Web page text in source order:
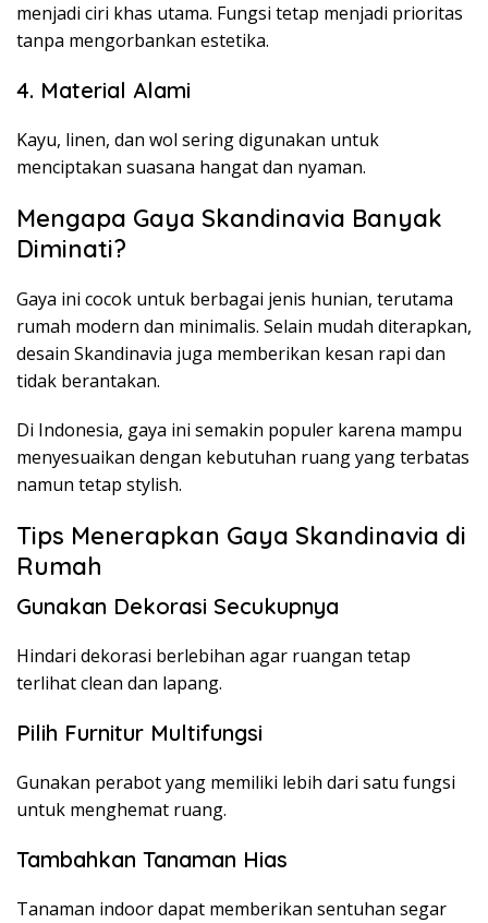
menjadi ciri khas utama. Fungsi tetap menjadi prioritas
tanpa mengorbankan estetika.
4. Material Alami
Kayu, linen, dan wol sering digunakan untuk
menciptakan suasana hangat dan nyaman.
Mengapa Gaya Skandinavia Banyak
Diminati?
Gaya ini cocok untuk berbagai jenis hunian, terutama
rumah modern dan minimalis. Selain mudah diterapkan,
desain Skandinavia juga memberikan kesan rapi dan
tidak berantakan.
Di Indonesia, gaya ini semakin populer karena mampu
menyesuaikan dengan kebutuhan ruang yang terbatas
namun tetap stylish.
Tips Menerapkan Gaya Skandinavia di
Rumah
Gunakan Dekorasi Secukupnya
Hindari dekorasi berlebihan agar ruangan tetap
terlihat clean dan lapang.
Pilih Furnitur Multifungsi
Gunakan perabot yang memiliki lebih dari satu fungsi
untuk menghemat ruang.
Tambahkan Tanaman Hias
Tanaman indoor dapat memberikan sentuhan segar